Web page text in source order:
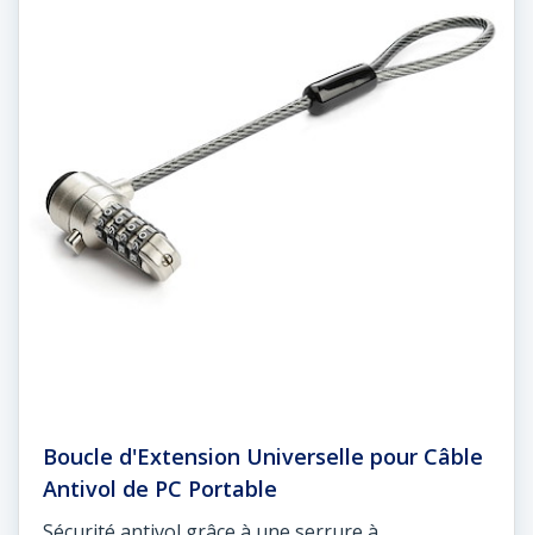
Boucle d'Extension Universelle pour Câble
Antivol de PC Portable